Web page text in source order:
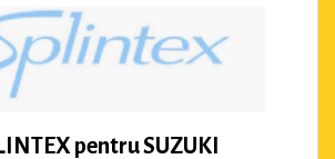
pentru SUZUKI